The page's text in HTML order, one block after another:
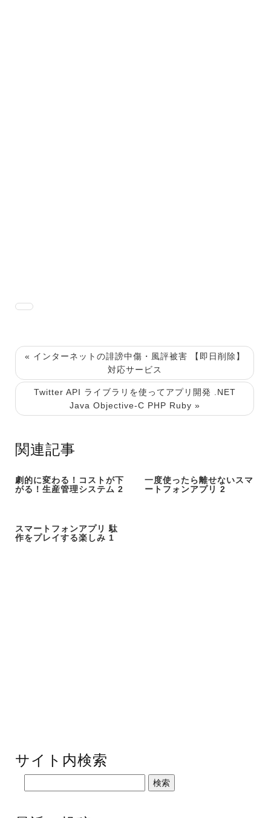
« インターネットの誹謗中傷・風評被害 【即日削除】
対応サービス
Twitter API ライブラリを使ってアプリ開発 .NET
Java Objective-C PHP Ruby »
関連記事
劇的に変わる！コストが下
がる！生産管理システム 2
一度使ったら離せないスマ
ートフォンアプリ 2
スマートフォンアプリ 駄
作をプレイする楽しみ 1
サイト内検索